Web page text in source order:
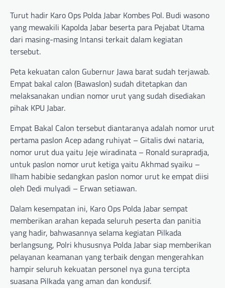
Turut hadir Karo Ops Polda Jabar Kombes Pol. Budi wasono
yang mewakili Kapolda Jabar beserta para Pejabat Utama
dari masing-masing Intansi terkait dalam kegiatan
tersebut.
Peta kekuatan calon Gubernur Jawa barat sudah terjawab.
Empat bakal calon (Bawaslon) sudah ditetapkan dan
melaksanakan undian nomor urut yang sudah disediakan
pihak KPU Jabar.
Empat Bakal Calon tersebut diantaranya adalah nomor urut
pertama paslon Acep adang ruhiyat – Gitalis dwi nataria,
nomor urut dua yaitu Jeje wiradinata – Ronald surapradja,
untuk paslon nomor urut ketiga yaitu Akhmad syaiku –
Ilham habibie sedangkan paslon nomor urut ke empat diisi
oleh Dedi mulyadi – Erwan setiawan.
Dalam kesempatan ini, Karo Ops Polda Jabar sempat
memberikan arahan kepada seluruh peserta dan panitia
yang hadir, bahwasannya selama kegiatan Pilkada
berlangsung, Polri khususnya Polda Jabar siap memberikan
pelayanan keamanan yang terbaik dengan mengerahkan
hampir seluruh kekuatan personel nya guna tercipta
suasana Pilkada yang aman dan kondusif.